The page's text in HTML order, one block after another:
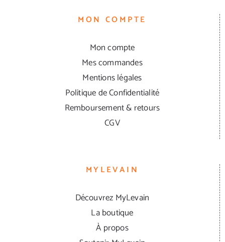
MON COMPTE
Mon compte
Mes commandes
Mentions légales
Politique de Confidentialité
Remboursement & retours
CGV
MYLEVAIN
Découvrez MyLevain
La boutique
À propos